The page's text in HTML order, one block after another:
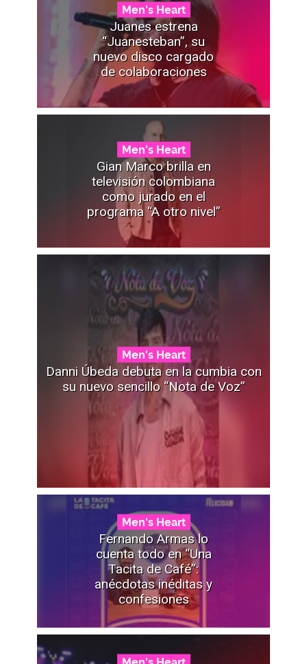
Men's Heart
Juanes estrena
“Juanesteban”, su
nuevo disco cargado
de colaboraciones
Men's Heart
Gian Marco brilla en
televisión colombiana
como jurado en el
programa “A otro nivel”
Men's Heart
Danni Úbeda debuta en la cumbia con
su nuevo sencillo “Nota de Voz”
Men's Heart
Fernando Armas lo
cuenta todo en “Una
Tacita de Café”:
anécdotas inéditas y
confesiones